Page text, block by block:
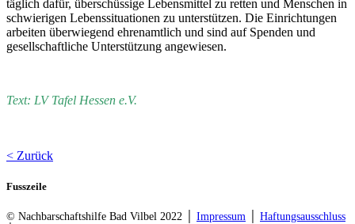
täglich dafür, überschüssige Lebensmittel zu retten und Menschen in
schwierigen Lebenssituationen zu unterstützen. Die Einrichtungen
arbeiten überwiegend ehrenamtlich und sind auf Spenden und
gesellschaftliche Unterstützung angewiesen.
Text: LV Tafel Hessen e.V.
< Zurück
Fusszeile
© Nachbarschaftshilfe Bad Vilbel 2022 │ Impressum
Haftungsausschluss